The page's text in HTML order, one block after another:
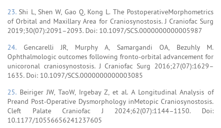
23.Shi L, Shen W, Gao Q, Kong L. The PostoperativeMorphometrics
of Orbital and Maxillary Area for Craniosynostosis. J Craniofac Surg
2019;30(07):2091–2093. Doi: 10.1097/SCS.0000000000005987
24. Gencarelli JR, Murphy A, Samargandi OA, Bezuhly M.
Ophthalmologic outcomes following fronto-orbital advancement for
unicoronal craniosynostosis. J Craniofac Surg 2016;27(07):1629–
1635. Doi: 10.1097/SCS.0000000000003085
25. Beiriger JW, TaoW, Irgebay Z, et al. A Longitudinal Analysis of
Preand Post-Operative Dysmorphology inMetopic Craniosynostosis.
Cleft Palate Craniofac J 2024;62(07):1144–1150. Doi:
10.1177/10556656241237605